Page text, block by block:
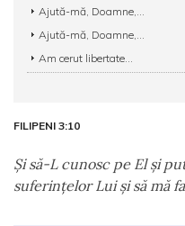
Ajută-mă, Doamne,...
Ajută-mă, Doamne,...
Am cerut libertate...
FILIPENI 3:10
Şi să-L cunosc pe El şi
suferinţelor Lui şi să mă